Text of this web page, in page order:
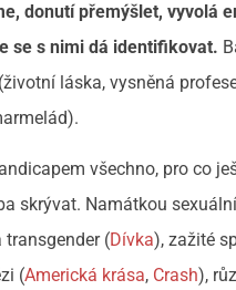
donutí přemýšlet, vyvolá
se s nimi dá identifikovat.
láska, vysněná
všechno, pro co
skrývat. Namátkou
(Dívka), zažité
(Americká krása, Crash),